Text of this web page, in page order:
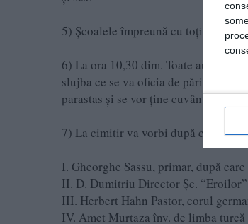
5) Școalele împreună cu toţi
6) La ora 10,30 dim. Toate
slujba ce se va oficia de părintele
parastas şi se vor ţine cuvântările
7) La cimitir va vorbi după cum
I. Gheorghe Sassu, primar, după
II. D. Dumitriu Director Şc. “Eroilor”
III. Herbert Hahn Pastor, corul
IV. Amet Murtaza înv. de limba